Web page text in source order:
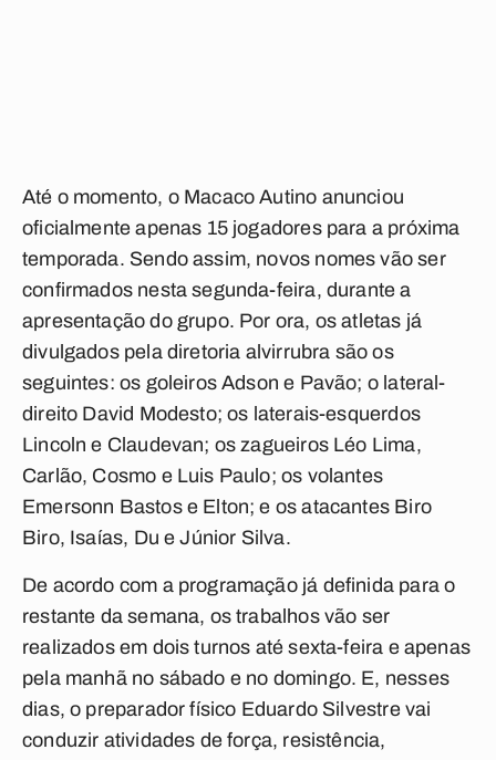
Até o momento, o Macaco Autino anunciou
oficialmente apenas 15 jogadores para a próxima
temporada. Sendo assim, novos nomes vão ser
confirmados nesta segunda-feira, durante a
apresentação do grupo. Por ora, os atletas já
divulgados pela diretoria alvirrubra são os
seguintes: os goleiros Adson e Pavão; o lateral-
direito David Modesto; os laterais-esquerdos
Lincoln e Claudevan; os zagueiros Léo Lima,
Carlão, Cosmo e Luis Paulo; os volantes
Emersonn Bastos e Elton; e os atacantes Biro
Biro, Isaías, Du e Júnior Silva.
De acordo com a programação já definida para o
restante da semana, os trabalhos vão ser
realizados em dois turnos até sexta-feira e apenas
pela manhã no sábado e no domingo. E, nesses
dias, o preparador físico Eduardo Silvestre vai
conduzir atividades de força, resistência,